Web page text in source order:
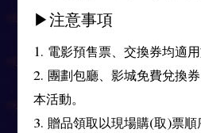
▶注意事項
1. 電影預售票、交換券均適用
2. 團劃包廳、影城免費兌換
本活動。
3. 贈品領取以現場購(取)票